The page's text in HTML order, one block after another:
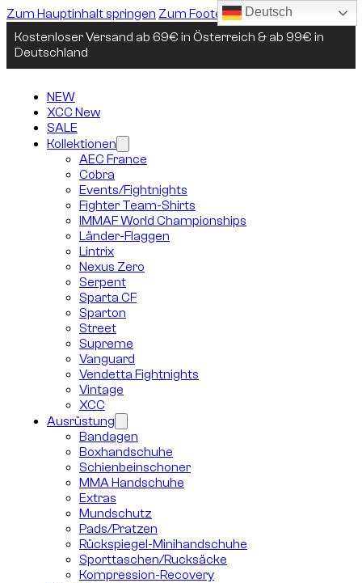
Zum Hauptinhalt springen Zum Footer springen
Kostenloser Versand ab 69€ in Österreich & ab 99€ in
Deutschland
NEW
XCC New
SALE
Kollektionen
AEC France
Cobra
Events/Fightnights
Fighter Team-Shirts
IMMAF World Championships
Länder-Flaggen
Lintrix
Nexus Zero
Serpent
Sparta CF
Sparton
Street
Supreme
Vanguard
Vendetta Fightnights
Vintage
XCC
Ausrüstung
Bandagen
Boxhandschuhe
Schienbeinschoner
MMA Handschuhe
Extras
Mundschutz
Pads/Pratzen
Rückspiegel-Minihandschuhe
Sporttaschen/Rucksäcke
Kompression-Recovery
Deutsch